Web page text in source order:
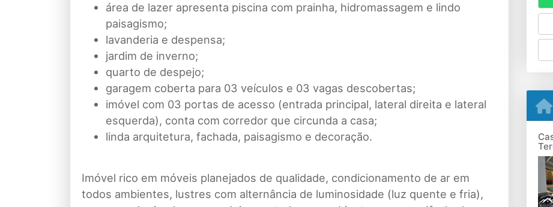
área de lazer apresenta piscina com prainha, hidromassagem e lindo
paisagismo;
lavanderia e despensa;
jardim de inverno;
quarto de despejo;
garagem coberta para 03 veículos e 03 vagas descobertas;
imóvel com 03 portas de acesso (entrada principal, lateral direita e lateral
esquerda), conta com corredor que circunda a casa;
linda arquitetura, fachada, paisagismo e decoração.
Imóvel rico em móveis planejados de qualidade, condicionamento de ar em
todos ambientes, lustres com alternância de luminosidade (luz quente e fria),